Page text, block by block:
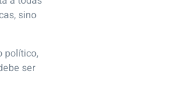
sino
político,
ser